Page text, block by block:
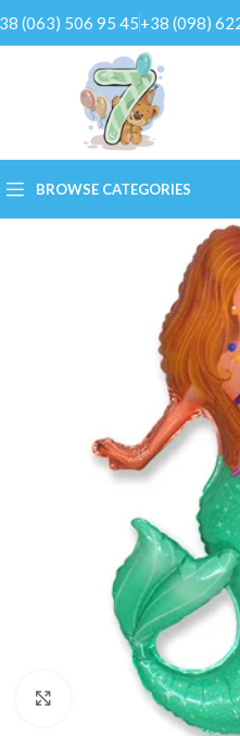
(063) 506 95 45+38 (098)
BROWSE CATEGORIES
Click to enlarge